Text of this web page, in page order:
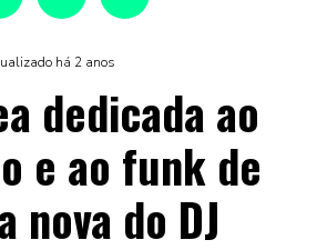
há 2 anos
dedicada ao
e ao funk de
nova do DJ